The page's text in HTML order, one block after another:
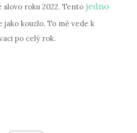
roku 2022. Tento jedno
jako kouzlo. To mě vede k
po celý rok.